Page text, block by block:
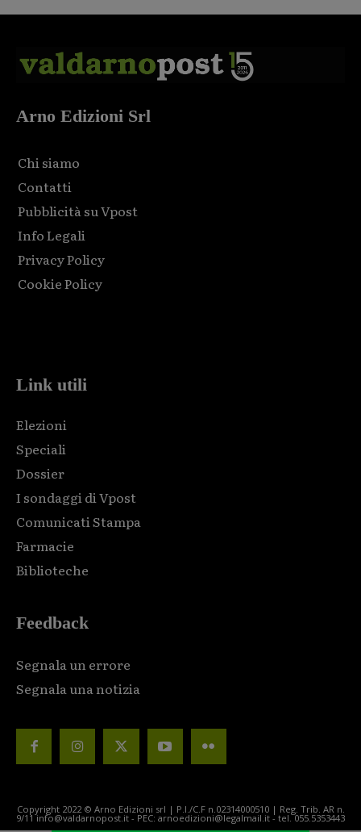
Arno Edizioni Srl
Chi siamo
Contatti
Pubblicità su Vpost
Info Legali
Privacy Policy
Cookie Policy
Link utili
Elezioni
Speciali
Dossier
I sondaggi di Vpost
Comunicati Stampa
Farmacie
Biblioteche
Feedback
Segnala un errore
Segnala una notizia
Copyright 2022 © Arno Edizioni srl | P.I./C.F n.02314000510 | Reg. Trib. AR n.
9/11 info@valdarnopost.it - PEC: arnoedizioni@legalmail.it - tel. 055.5353443